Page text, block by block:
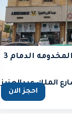
الدمام 3
الملك عبدالعزيز
احجز الان